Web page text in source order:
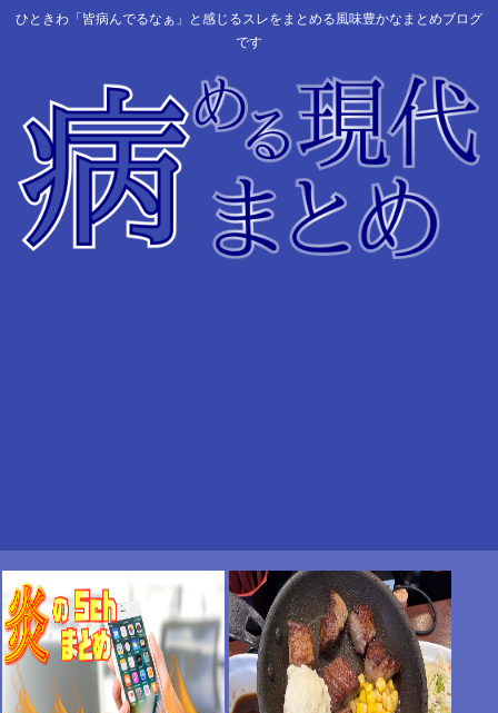
ひときわ「皆病んでるなぁ」と感じるスレをまとめる風味豊かなまとめブログ
です